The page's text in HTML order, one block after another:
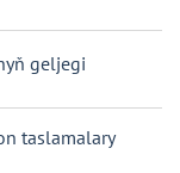
geljegi
taslamalary